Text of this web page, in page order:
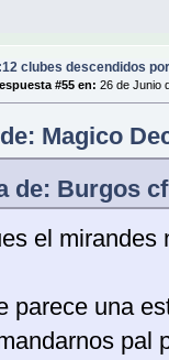
clubes descendidos
#55 en: 26 de Junio
Magico
de: Burgos
el mirandes
parece una
pal